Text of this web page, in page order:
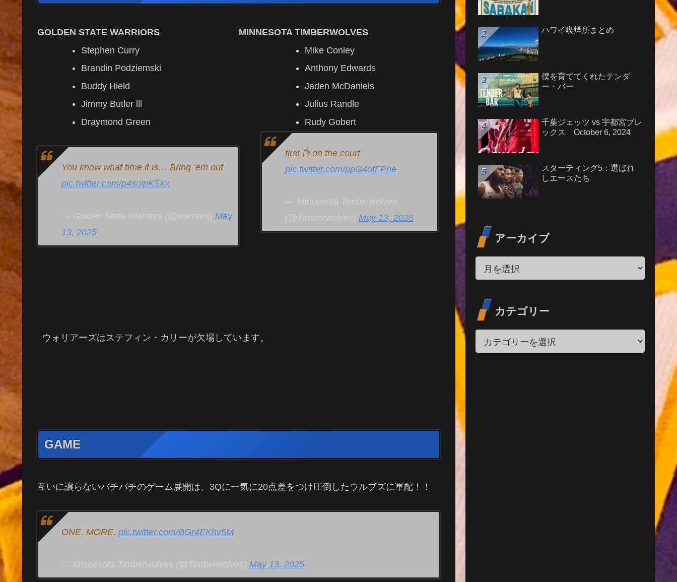
GOLDEN STATE WARRIORS
Stephen Curry
Brandin Podziemski
Buddy Hield
Jimmy Butler lll
Draymond Green
You know what time it is… Bring ‘em out
pic.twitter.com/p4solpK5Xx
— Golden State Warriors (@warriors) May
13, 2025
MINNESOTA TIMBERWOLVES
Mike Conley
Anthony Edwards
Jaden McDaniels
Julius Randle
Rudy Gobert
first ✋ on the court
pic.twitter.com/ppG4ofFPne
— Minnesota Timberwolves
(@Timberwolves) May 13, 2025
ウォリアーズはステフィン・カリーが欠場しています。
GAME
互いに譲らないバチバチのゲーム展開は、3Qに一気に20点差をつけ圧倒したウルブズに軍配！！
ONE. MORE. pic.twitter.com/BGr4EKhv5M
— Minnesota Timberwolves (@Timberwolves) May 13, 2025
ハワイ喫煙所まとめ
僕を育ててくれたテンダ
ー・バー
千葉ジェッツ vs 宇都宮ブレ
ックス October 6, 2024
スターティング5：選ばれ
しエースたち
アーカイブ
カテゴリー